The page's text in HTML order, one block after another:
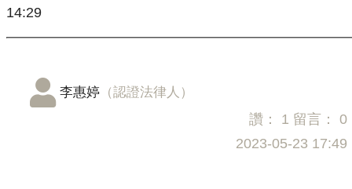
14:29
李惠婷 （認證法律人）
讚： 1 留言： 0
2023-05-23 17:49